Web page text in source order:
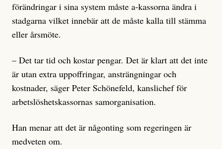
förändringar i sina system måste a-kassorna ändra i
stadgarna vilket innebär att de måste kalla till stämma
eller årsmöte.
– Det tar tid och kostar pengar. Det är klart att det inte
är utan extra uppoffringar, ansträngningar och
kostnader, säger Peter Schönefeld, kanslichef för
arbetslöshetskassornas samorganisation.
Han menar att det är någonting som regeringen är
medveten om.